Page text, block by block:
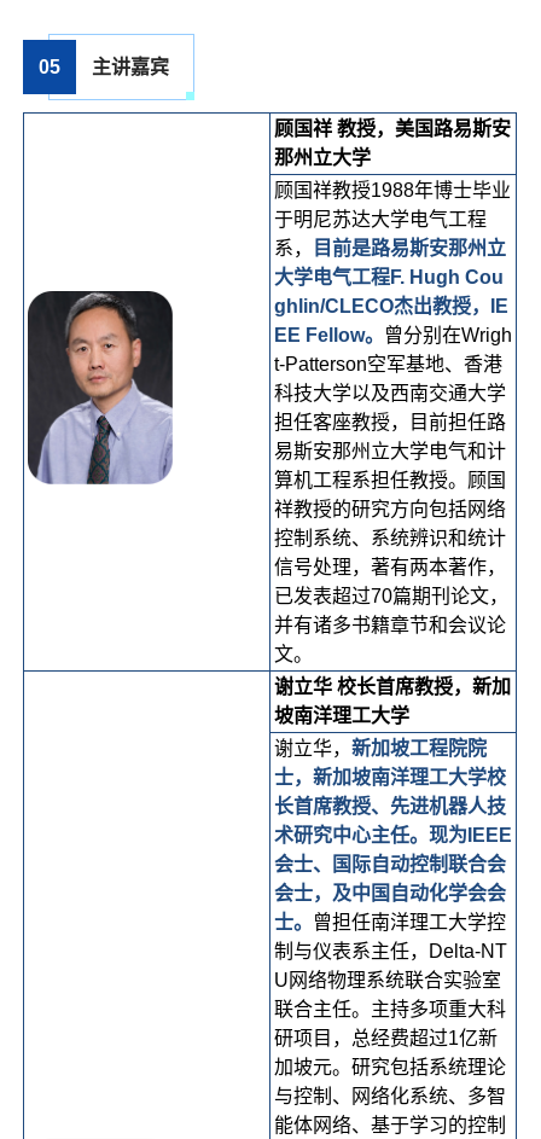
05 主讲嘉宾
顾国祥 教授，美国路易斯安
那州立大学
顾国祥教授1988年博士毕业
于明尼苏达大学电气工程
系，
目前是路易斯安那州立
大学电气工程F. Hugh Cou
ghlin/CLECO杰出教授，IE
EE Fellow。
曾分别在Wrigh
t-Patterson空军基地、香港
科技大学以及西南交通大学
担任客座教授，目前担任路
易斯安那州立大学电气和计
算机工程系担任教授。顾国
祥教授的研究方向包括网络
控制系统、系统辨识和统计
信号处理，著有两本著作，
已发表超过70篇期刊论文，
并有诸多书籍章节和会议论
文。
谢立华 校长首席教授，新加
坡南洋理工大学
谢立华，新加坡工程院院
士，新加坡南洋理工大学校
长首席教授、先进机器人技
术研究中心主任。现为IEEE
会士、国际自动控制联合会
会士，及中国自动化学会会
士。
曾担任南洋理工大学控
制与仪表系主任，Delta-NT
U网络物理系统联合实验室
联合主任。主持多项重大科
研项目，总经费超过1亿新
加坡元。研究包括系统理论
与控制、网络化系统、多智
能体网络、基于学习的控制